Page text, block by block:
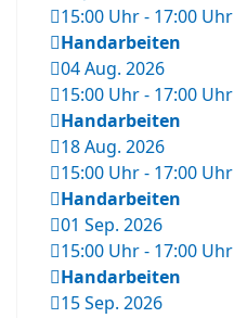
15:00 Uhr- 17:00 Uhr
Handarbeiten
04 Aug. 2026
15:00 Uhr- 17:00 Uhr
Handarbeiten
18 Aug. 2026
15:00 Uhr- 17:00 Uhr
Handarbeiten
01 Sep. 2026
15:00 Uhr- 17:00 Uhr
Handarbeiten
15 Sep. 2026